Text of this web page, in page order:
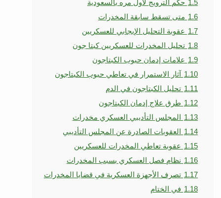
1.5 حكم الترويج لاول مره بالسعودية
1.6 متى تسقط سابقة المخدرات
1.7 عقوبة التحليل الإيجابي للعسكريين
1.8 تحليل المخدرات للعسكريين كبتا جون
1.9 علامات إدمان حبوب الكبتاجون
1.10 آثار الاستمرار في تعاطي حبوب الكبتاجون
1.11 تحليل الكبتاجون في الدم
1.12 طرق علاج إدمان الكبتاجون
1.13 المجلس التأديبي العسكري مخدرات
1.14 العقوبات الصادرة عن المجلس التأديبي
1.15 عقوبة تعاطي المخدرات للعسكريين
1.16 نظام فصل العسكري بسبب المخدرات
1.17 تصرف الأجهزة العسكرية في قضايا المخدرات
1.18 في الختام